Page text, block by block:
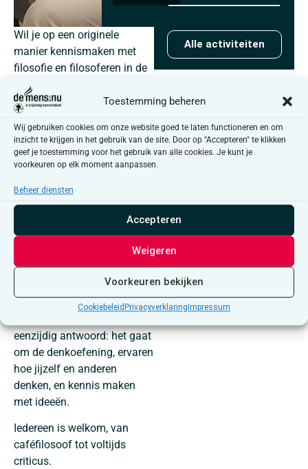
Toestemming beheren
Wij gebruiken cookies om onze website goed te laten functioneren en om
inzicht te krijgen in het gebruik van de site. Door op "Accepteren" te klikken
geef je toestemming voor het gebruik van alle cookies. Je kunt je
voorkeuren op elk moment aanpassen.
Beheer diensten
Accepteren
Weigeren
Voorkeuren bekijken
Cookiebeleid Privacyverklaring Impressum
Wil je op een originele
manier kennismaken met
filosofie en filosoferen in de
praktijk? Doe dan mee met
het filosofiecafé.
Hoe werkt het? We bedenken
eerst als groep een
filosofische vraag. Daarmee
argumenteren, luisteren,
stellen vragen, drukken onze
gedachten zorgvuldig uit.
Onze huisfilosofen An-Sofie
en Bieke spelen de rol van
Socrates en leiden het
gesprek in goede banen.
eenzijdig antwoord: het gaat
om de denkoefening, ervaren
hoe jijzelf en anderen
denken, en kennis maken
met ideeën.
Iedereen is welkom, van
caféfilosoof tot voltijds
criticus.
Alle activiteiten